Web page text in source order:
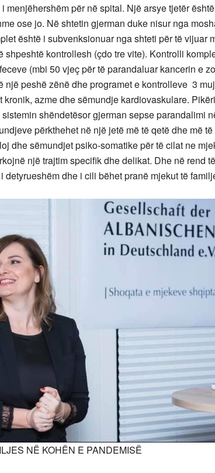
menjëhershëm për në spital. Një arsye tjetër
ose jo. Në shtetin gjerman duke nisur nga
është i subvenksionuar nga shteti për të vijuar
shpeshtë kontrollesh (çdo tre vite). Kontrolli
(mbi 50 vjeç për të parandaluar kancerin e
një peshë zënë dhe programet e kontrolleve 3
kronik, azme dhe sëmundje kardiovaskulare.
shëndetësor gjerman sepse parandalimi
përkthehet në një jetë më të qetë dhe më
dhe sëmundjet psiko-somatike për të cilat ne
një trajtim specifik dhe delikat. Dhe në rend
detyrueshëm dhe i cili bëhet pranë mjekut të
NË KOHËN E PANDEMISË